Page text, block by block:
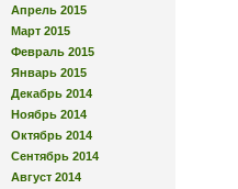
Апрель 2015
Март 2015
Февраль 2015
Январь 2015
Декабрь 2014
Ноябрь 2014
Октябрь 2014
Сентябрь 2014
Август 2014